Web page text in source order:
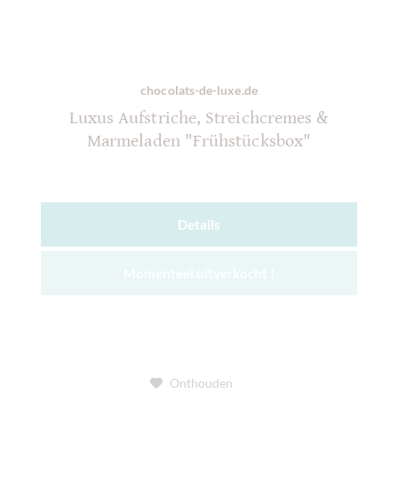
chocolats-de-luxe.de
Luxus Aufstriche, Streichcremes &
Marmeladen "Frühstücksbox"
Details
Onthouden